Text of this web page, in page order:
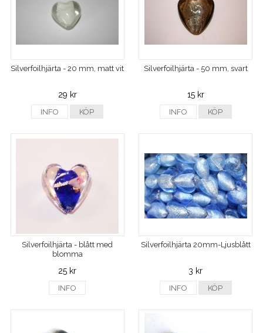
Silverfoilhjärta - 20 mm, matt vit
29 kr
INFO KÖP
Silverfoilhjärta - 50 mm, svart
15 kr
INFO KÖP
Silverfoilhjärta - blått med
blomma
25 kr
INFO
Silverfoilhjärta 20mm-Ljusblått
3 kr
INFO KÖP